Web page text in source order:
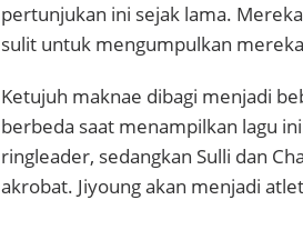
pertunjukan ini sejak lama.
sulit untuk mengumpulkan
Ketujuh maknae dibagi menjadi
berbeda saat menampilkan lagu
ringleader, sedangkan Sulli dan
akrobat. Jiyoung akan menjadi